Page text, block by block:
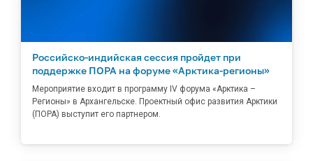
Российско-индийская сессия пройдет при
поддержке ПОРА на форуме «Арктика-регионы»
Мероприятие входит в программу IV форума «Арктика –
Регионы» в Архангельске. Проектный офис развития Арктики
(ПОРА) выступит его партнером.